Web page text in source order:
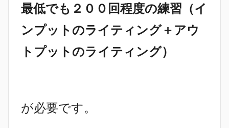
最低でも２００回程度の練習（イ
ンプットのライティング＋アウ
トプットのライティング）
が必要です。